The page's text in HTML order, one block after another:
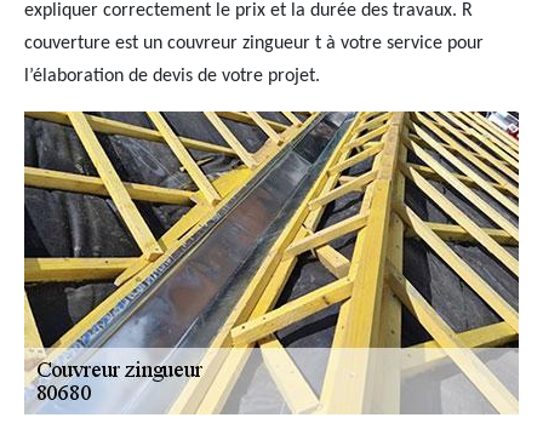
expliquer correctement le prix et la durée des travaux. R
couverture est un couvreur zingueur t à votre service pour
l’élaboration de devis de votre projet.